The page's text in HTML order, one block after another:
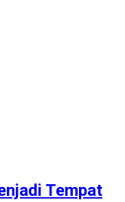
Tempat